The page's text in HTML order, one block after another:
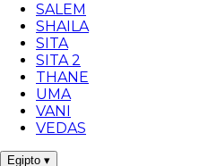
SALEM
SHAILA
SITA
SITA 2
THANE
UMA
VANI
VEDAS
Egipto ▾